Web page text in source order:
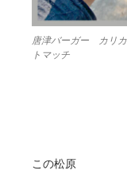
唐津バーガー カリカ
トマッチ
この松原